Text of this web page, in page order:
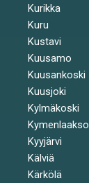
Kurikka
Kuru
Kustavi
Kuusamo
Kuusankoski
Kuusjoki
Kylmäkoski
Kymenlaakso
Kyyjärvi
Kälviä
Kärkölä